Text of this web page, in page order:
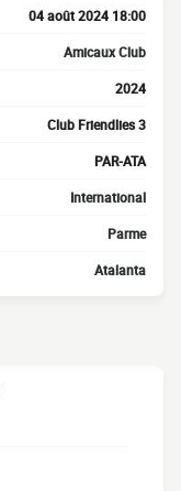
04 août 2024 18:00
Amicaux Club
2024
Club Friendlies 3
PAR-ATA
International
Parme
Atalanta